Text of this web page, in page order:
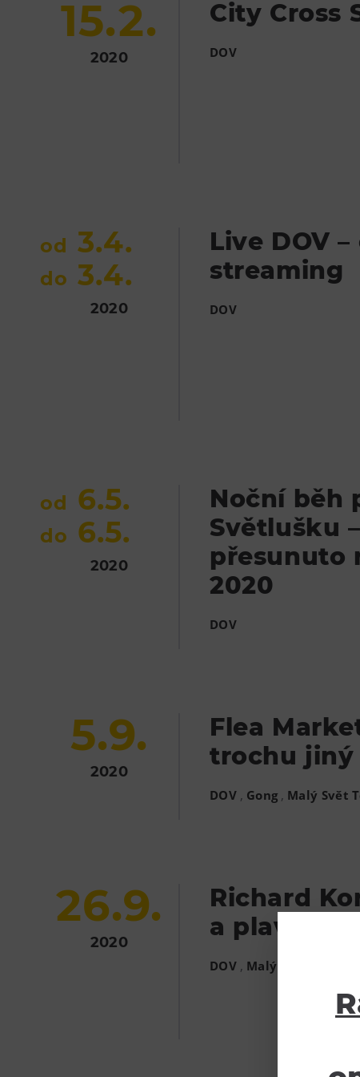
15.2.
2020
City Cross
DOV
od 3.4.
do 3.4.
2020
Live DOV
streaming
DOV
od 6.5.
do 6.5.
2020
Noční běh
Světlušku –
přesunuto
2020
DOV
5.9.
2020
Flea
trochu jiný
DOV , Gong , Malý Svět
26.9.
2020
Richard
a plavby
DOV , Malý Svět